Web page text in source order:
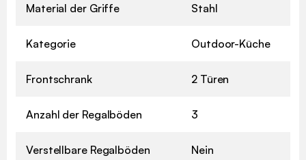
Material der Griffe Stahl
Kategorie Outdoor-Küche
Frontschrank 2 Türen
Anzahl der Regalböden 3
Verstellbare Regalböden Nein